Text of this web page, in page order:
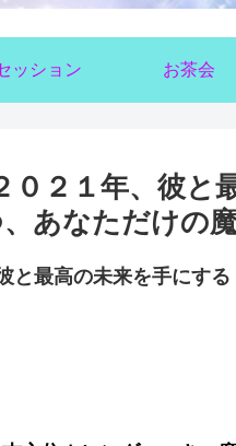
ッション お茶会
２１年、彼と
あなただけの
と最高の未来を手にする